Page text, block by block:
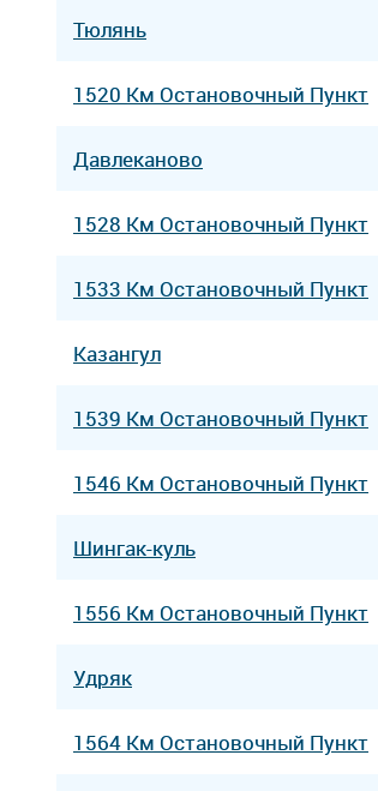
Тюлянь
1520 Км Остановочный Пункт
Давлеканово
1528 Км Остановочный Пункт
1533 Км Остановочный Пункт
Казангул
1539 Км Остановочный Пункт
1546 Км Остановочный Пункт
Шингак-куль
1556 Км Остановочный Пункт
Удряк
1564 Км Остановочный Пункт